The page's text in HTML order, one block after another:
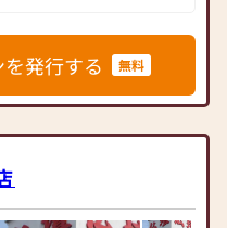
壇まで、展示100台以
仏壇は種類も豊富！
り、位牌・仏像・仏
り扱っています。ま
お墓や葬儀のご相談を
をご相談できます。信
ートしてもらえるの
発行する 無料